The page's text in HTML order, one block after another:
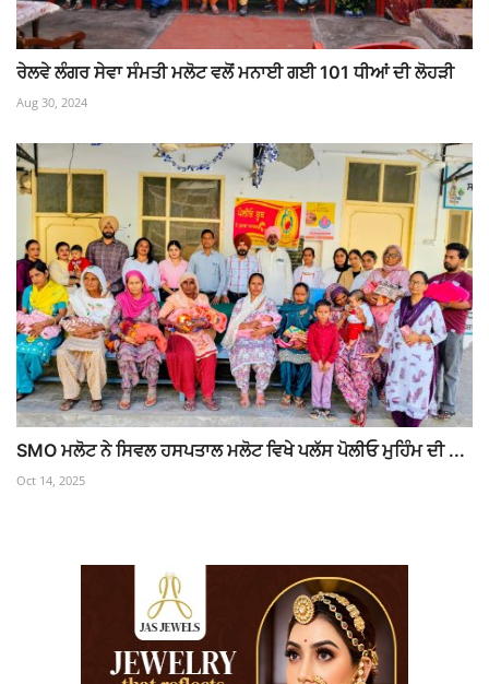
ਰੇਲਵੇ ਲੰਗਰ ਸੇਵਾ ਸੰਮਤੀ ਮਲੋਟ ਵਲੋਂ ਮਨਾਈ ਗਈ 101 ਧੀਆਂ ਦੀ ਲੋਹੜੀ
Aug 30, 2024
SMO ਮਲੋਟ ਨੇ ਸਿਵਲ ਹਸਪਤਾਲ ਮਲੋਟ ਵਿਖੇ ਪਲੱਸ ਪੋਲੀਓ ਮੁਹਿੰਮ ਦੀ ...
Oct 14, 2025